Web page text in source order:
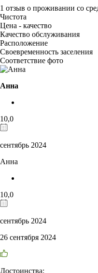
1 отзыв о проживании со
Чистота
Цена - качество
Качество обслуживания
Расположение
Своевременность заселения
Соответствие фото
Анна
10,0
сентябрь 2024
Анна
10,0
сентябрь 2024
26 сентября 2024
Достоинства: